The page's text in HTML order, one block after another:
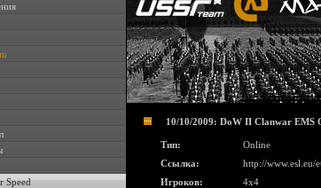
Speed
10/10/2009: DoW II Clanwar EMS
Тип:
Online
Ссылка:
http://www.esl.eu/
Игроков:
4x4